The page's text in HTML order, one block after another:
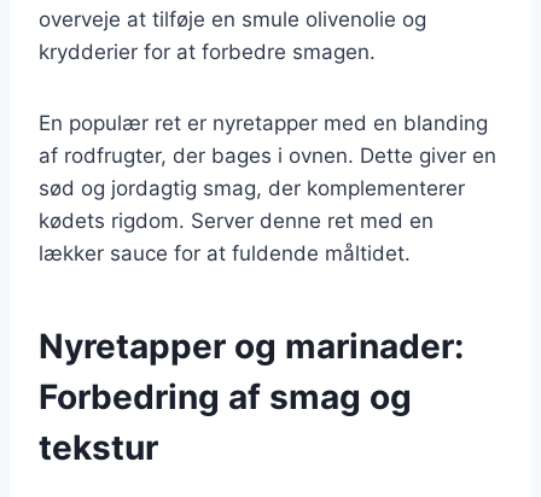
overveje at tilføje en smule olivenolie og
krydderier for at forbedre smagen.
En populær ret er nyretapper med en blanding
af rodfrugter, der bages i ovnen. Dette giver en
sød og jordagtig smag, der komplementerer
kødets rigdom. Server denne ret med en
lækker sauce for at fuldende måltidet.
Nyretapper og marinader:
Forbedring af smag og
tekstur